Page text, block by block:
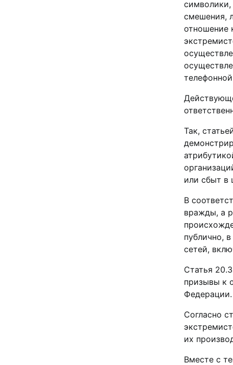
символики,
смешения,
отношение
Так,
или сбыт в
В
вражды, а
публично,
сетей,
Статья
призывы к
Федерации.
Согласно
их
Вместе с